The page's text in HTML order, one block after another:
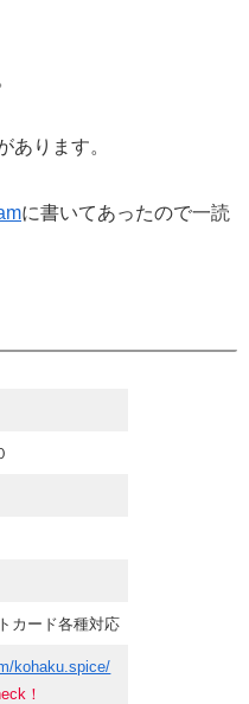
あります。
に書いてあったので一読
カード各種対応
kohaku.spice/
！